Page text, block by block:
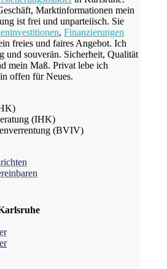
Marktinformationen mein
ist frei und unparteiisch. Sie
, Finanzierungen
freies und faires Angebot. Ich
und souverän. Sicherheit, Qualität
mein Maß. Privat lebe ich
offen für Neues.
(IHK)
(BVIV)